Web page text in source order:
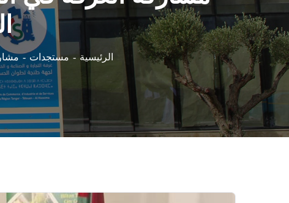
الرئيسية مستجدات